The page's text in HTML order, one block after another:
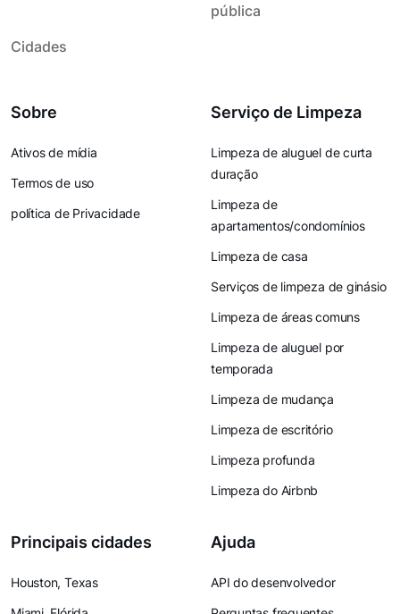
pública
Cidades
Sobre
Ativos de mídia
Termos de uso
política de Privacidade
Serviço de Limpeza
Limpeza de aluguel de curta
duração
Limpeza de
apartamentos/condomínios
Limpeza de casa
Serviços de limpeza de ginásio
Limpeza de áreas comuns
Limpeza de aluguel por
temporada
Limpeza de mudança
Limpeza de escritório
Limpeza profunda
Limpeza do Airbnb
Principais cidades
Houston, Texas
Ajuda
API do desenvolvedor